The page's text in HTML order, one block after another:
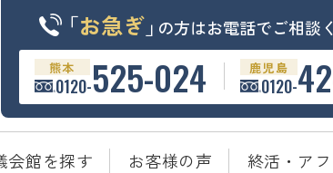
「お急ぎ」 の方はお電話でご相談
熊本
0120-525-024 鹿児島
0120-
会館を探す お客様の声 終活・ア